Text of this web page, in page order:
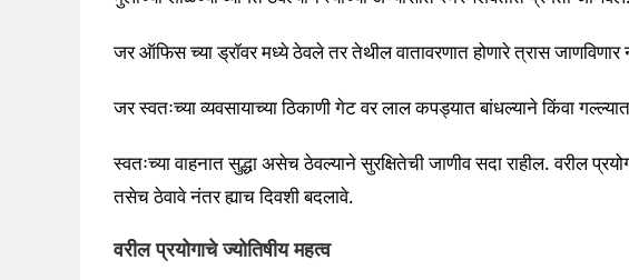
जर ऑफिस च्या ड्रॉवर मध्ये ठेवले तर तेथील वातावरणात होणारे त्रास जाणविणार
जर स्वतःच्या व्यवसायाच्या ठिकाणी गेट वर लाल कपड्यात बांधल्याने किंवा
स्वतःच्या वाहनात सुद्धा असेच ठेवल्याने सुरक्षितेची जाणीव सदा राहील. वरील
तसेच ठेवावे नंतर ह्याच दिवशी बदलावे.
वरील प्रयोगाचे ज्योतिषीय महत्व